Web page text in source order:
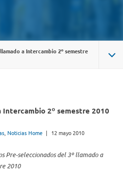
a Intercambio 2º semestre
Intercambio 2º semestre 2010
Noticias Home | 12 mayo 2010
Pre-seleccionados del 3º llamado a
2010